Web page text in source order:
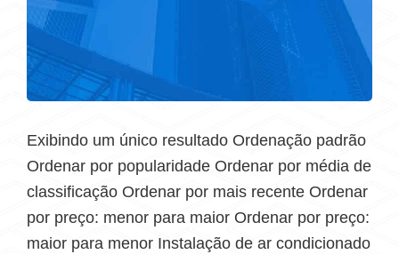
Exibindo um único resultado Ordenação padrão
Ordenar por popularidade Ordenar por média de
classificação Ordenar por mais recente Ordenar
por preço: menor para maior Ordenar por preço:
maior para menor Instalação de ar condicionado